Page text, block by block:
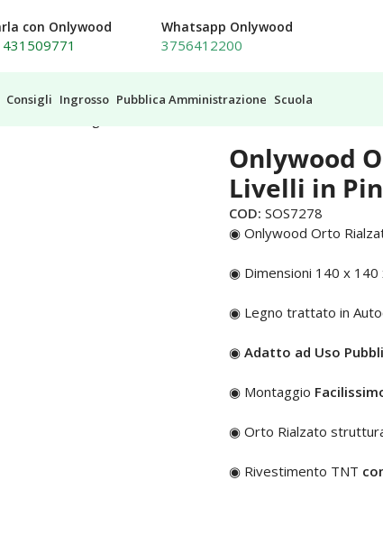
con Onlywood Whatsapp Onlywood
3756412200
Consigli Ingrosso Pubblica Amministrazione Scuola
Onlywood
Livelli in
COD: SOS7278
◉ Onlywood Orto
◉ Dimensioni 140 x 140
◉ Legno trattato in
◉ Adatto ad Uso
◉ Montaggio
◉ Orto Rialzato
◉ Rivestimento TNT